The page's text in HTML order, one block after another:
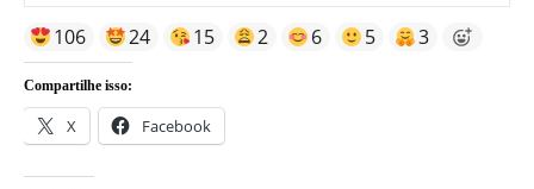
106 24 15 2 6 5 3
Compartilhe isso:
X Facebook